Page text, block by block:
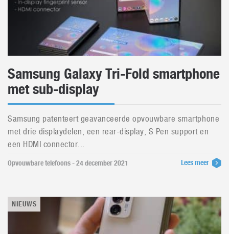
Samsung Galaxy Tri-Fold smartphone
met sub-display
Samsung patenteert geavanceerde opvouwbare smartphone
met drie displaydelen, een rear-display, S Pen support en
een HDMI connector...
Opvouwbare telefoons - 24 december 2021 Lees meer
NIEUWS